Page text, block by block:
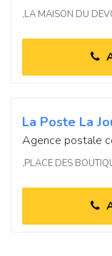
,LA MAISON DU
La Poste La
Agence postale
,PLACE DES